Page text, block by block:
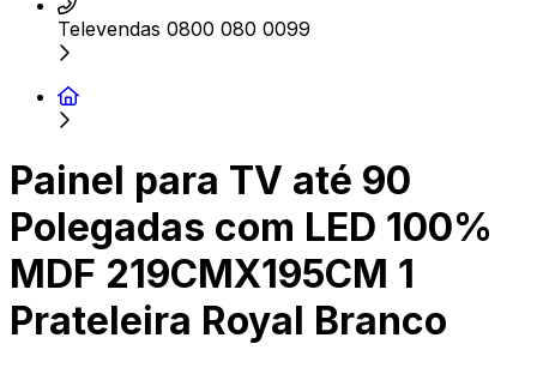
Televendas 0800 080 0099
Painel para TV até 90
Polegadas com LED 100%
MDF 219CMX195CM 1
Prateleira Royal Branco